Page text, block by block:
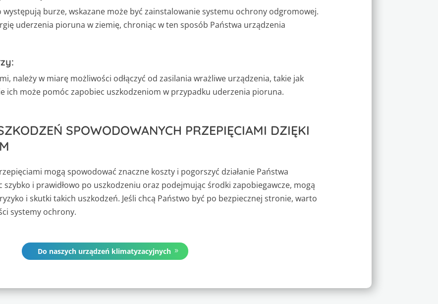
burze, wskazane może być zainstalowanie systemu ochrony odgromowej.
uderzenia pioruna w ziemię, chroniąc w ten sposób Państwa urządzenia
należy w miarę możliwości odłączyć od zasilania wrażliwe urządzenia, takie jak
ich może pomóc zapobiec uszkodzeniom w przypadku uderzenia pioruna.
SPOWODOWANYCH PRZEPIĘCIAMI DZIĘKI
mogą spowodować znaczne koszty i pogorszyć działanie Państwa
szybko i prawidłowo po uszkodzeniu oraz podejmując środki zapobiegawcze, mogą
i skutki takich uszkodzeń. Jeśli chcą Państwo być po bezpiecznej stronie, warto
systemy ochrony.
Do naszych urządzeń klimatyzacyjnych